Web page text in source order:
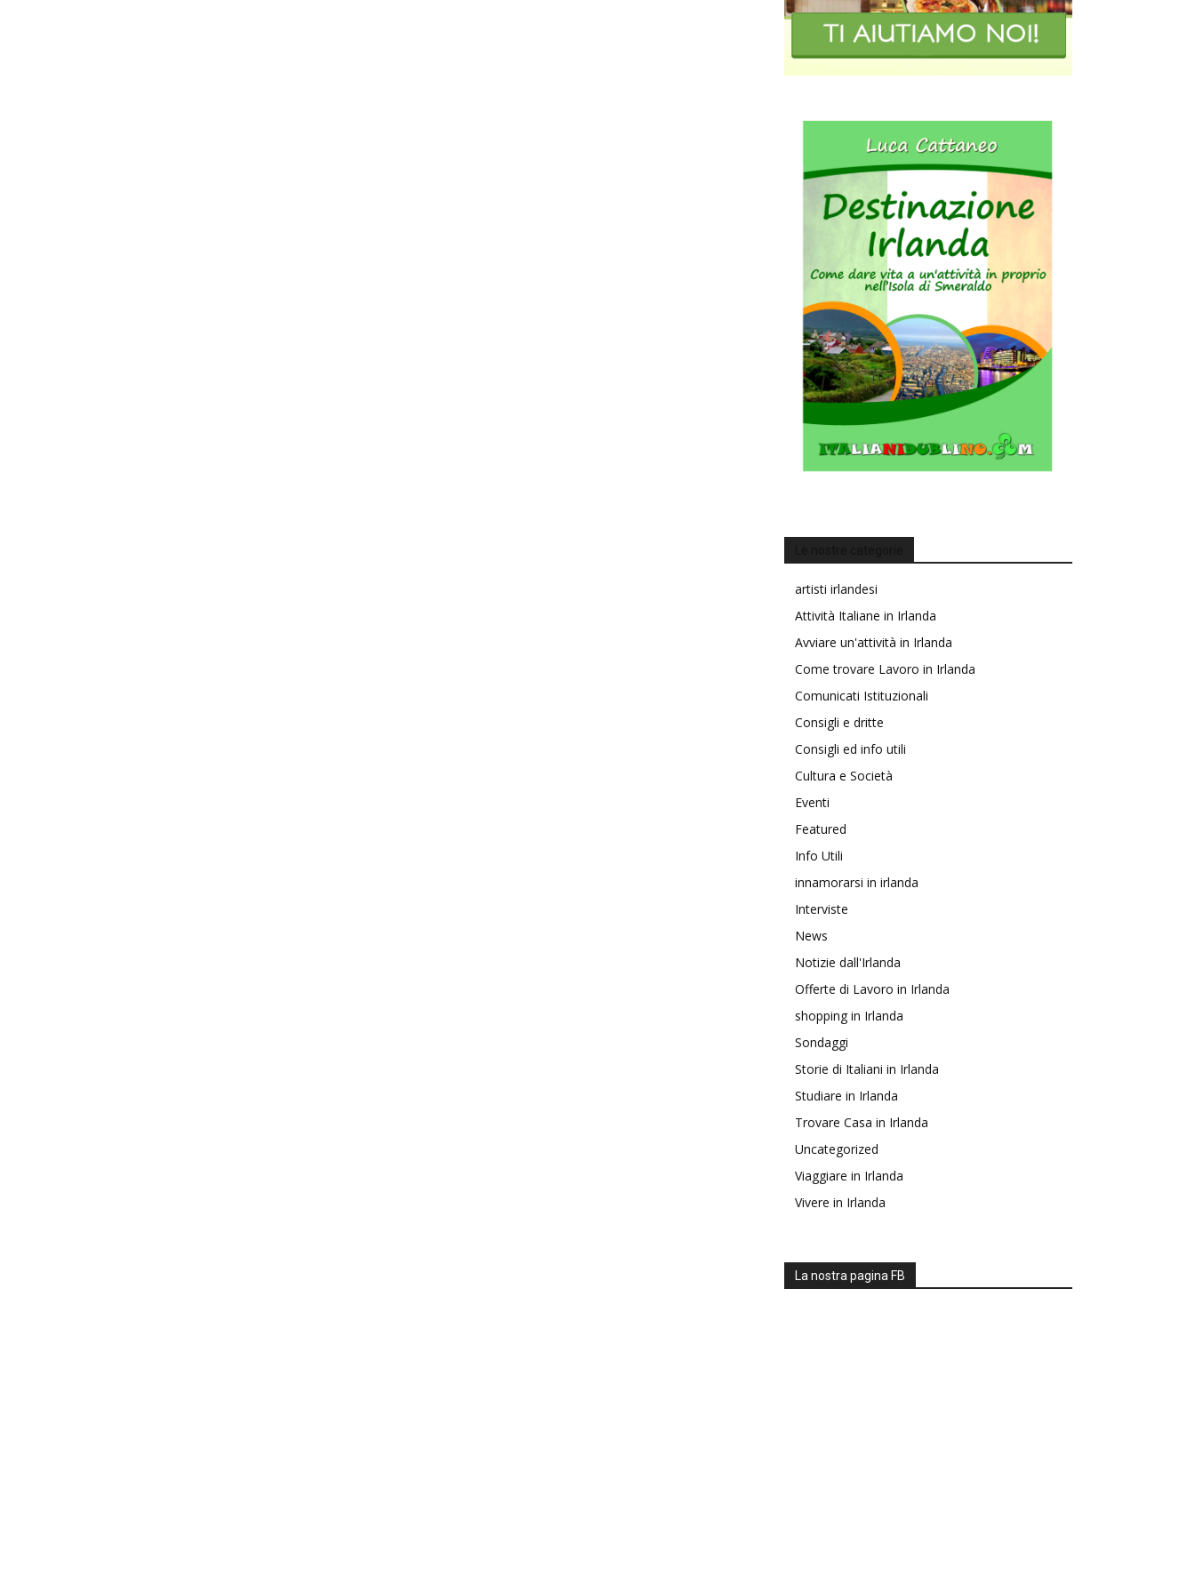
artisti irlandesi
Attività Italiane in Irlanda
Avviare un'attività in Irlanda
Come trovare Lavoro in Irlanda
Comunicati Istituzionali
Consigli e dritte
Consigli ed info utili
Cultura e Società
Eventi
Featured
Info Utili
innamorarsi in irlanda
Interviste
News
Notizie dall'Irlanda
Offerte di Lavoro in Irlanda
shopping in Irlanda
Sondaggi
Storie di Italiani in Irlanda
Studiare in Irlanda
Trovare Casa in Irlanda
Uncategorized
Viaggiare in Irlanda
Vivere in Irlanda
La nostra pagina FB